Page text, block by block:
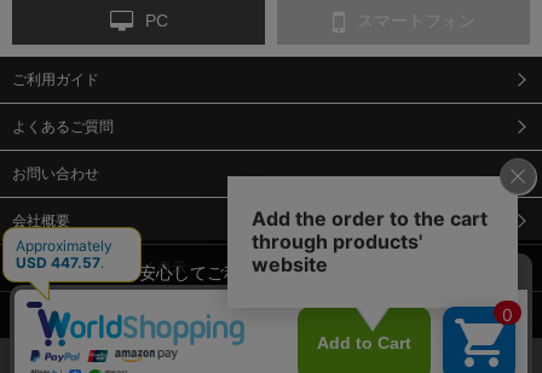
9-点字マット・タイ
12-安全ベスト
13-誘導灯・誘導棒・
合図灯・手旗
14-ライフジャケット
PC スマートフォン
ご利用ガイド
よくあるご質問
お問い合わせ
会社概要
特定商取引法に基づく表示
個人情報保護方針
当サイトでは、安心してご利用いただくため（なりすまし防止
等）、またサイトの利便性向上のため、クッキー(Cookie)を使用
しています。 サイトのクッキー(Cookie)の使用に関しては、「プ
ライバシーポリシー」をお読みください。